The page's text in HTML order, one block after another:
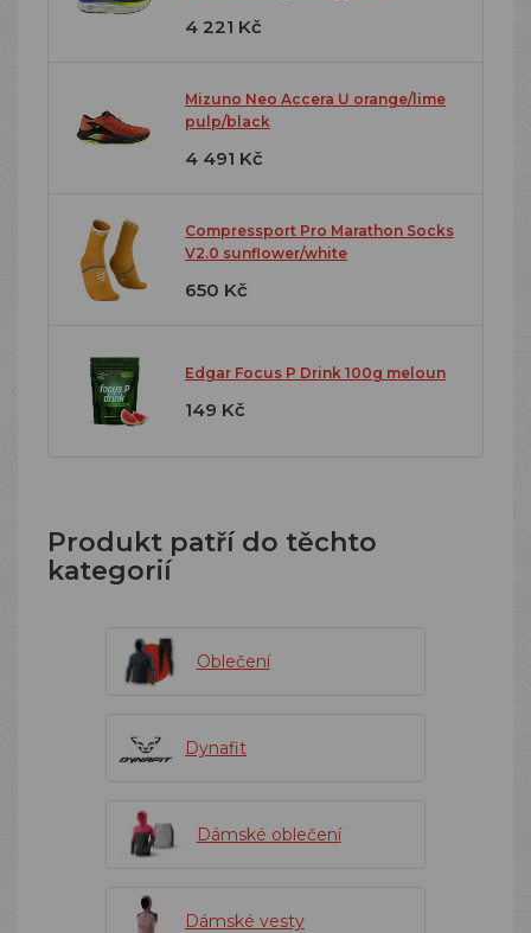
4 221 Kč
Mizuno Neo Accera U orange/lime
pulp/black
4 491 Kč
Compressport Pro Marathon Socks
V2.0 sunflower/white
650 Kč
Edgar Focus P Drink 100g meloun
149 Kč
Produkt patří do těchto
kategorií
Oblečení
Dynafit
Dámské oblečení
Dámské vesty